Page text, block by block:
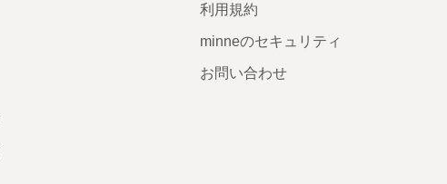
利用規約
minneのセキュリティ
お問い合わせ